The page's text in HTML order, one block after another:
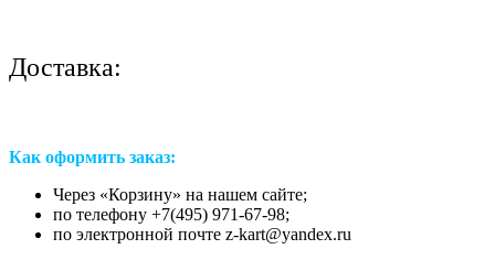
Доставка:
Как оформить заказ:
Через «Корзину» на нашем сайте;
по телефону +7(495) 971-67-98;
по электронной почте z-kart@yandex.ru